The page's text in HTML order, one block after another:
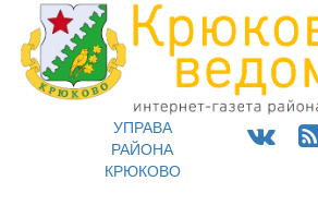
УПРАВА
РАЙОНА
КРЮКОВО